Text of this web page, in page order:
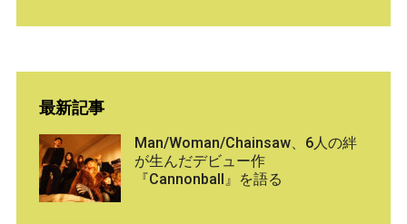
最新記事
Man/Woman/Chainsaw、6人の絆
が生んだデビュー作
『Cannonball』を語る